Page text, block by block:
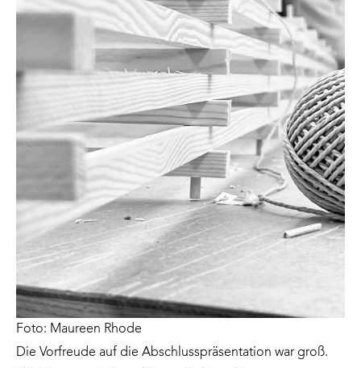
Foto: Maureen Rhode
Die Vorfreude auf die Abschlusspräsentation war groß.